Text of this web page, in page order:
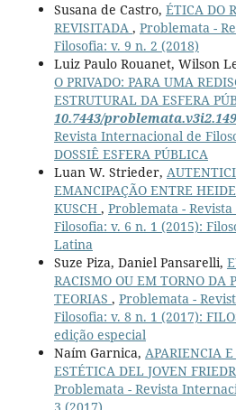
Susana de Castro, ÉTICA DO
REVISITADA , Problemata -
Filosofia: v. 9 n. 2 (2018)
Luiz Paulo Rouanet, Wilson
O PRIVADO: PARA UMA
ESTRUTURAL DA ESFERA
10.7443/
Revista Internacional de
DOSSIÊ ESFERA PÚBLICA
Luan W. Strieder,
EMANCIPAÇÃO ENTRE
KUSCH , Problemata -
Filosofia: v. 6 n. 1 (2015):
Latina
Suze Piza, Daniel Pansarelli,
RACISMO OU EM TORNO DA
TEORIAS , Problemata -
Filosofia: v. 8 n. 1 (2017):
edição especial
Naím Garnica, APARIENCIA
ESTÉTICA DEL JOVEN
Problemata - Revista